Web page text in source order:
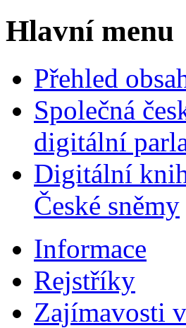
Hlavní menu
Přehled
Společná
digitální
Digitální
České sněmy
Informace
Rejstříky
Zajímavosti